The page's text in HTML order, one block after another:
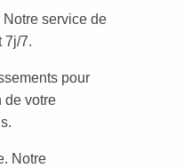
service de
7j/7.
pour
de votre
Notre